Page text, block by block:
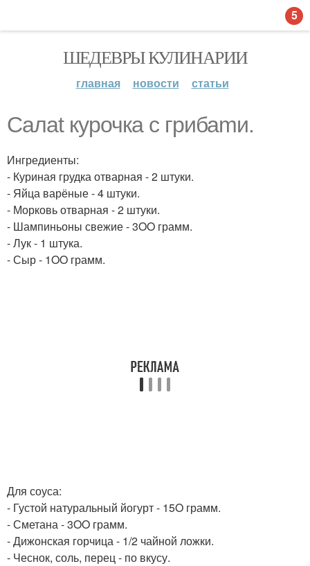
ШЕДЕВРЫ КУЛИНАРИИ
главная новости статьи
Салаt куpочкa с грибаmи.
Ингредиенты:
- Куриная грудка отварная - 2 штуки.
- Яйца варёные - 4 штуки.
- Морковь отварная - 2 штуки.
- Шампиньоны свежие - 3OO грамм.
- Лук - 1 штука.
- Сыр - 1OO грамм.
Для соуса:
- Густой натуральный йогурт - 15O грамм.
- Сметана - 3OO грамм.
- Дижонская горчица - 1/2 чайной ложки.
- Чеснок, соль, перец - по вкусу.
5